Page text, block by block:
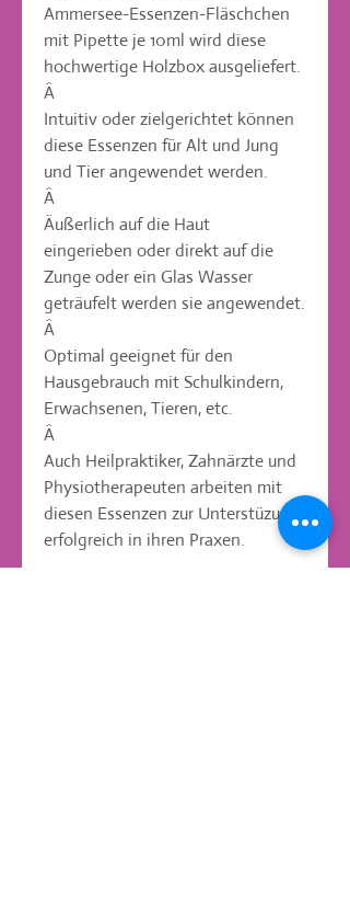
Ammersee-Essenzen-Fläschchen
mit Pipette je 10ml wird diese
hochwertige Holzbox ausgeliefert.
Â
Intuitiv oder zielgerichtet können
diese Essenzen für Alt und Jung
und Tier angewendet werden.
Â
Äußerlich auf die Haut
eingerieben oder direkt auf die
Zunge oder ein Glas Wasser
geträufelt werden sie angewendet.
Â
Optimal geeignet für den
Hausgebrauch mit Schulkindern,
Erwachsenen, Tieren, etc.
Â
Auch Heilpraktiker, Zahnärzte und
Physiotherapeuten arbeiten mit
diesen Essenzen zur Unterstüzung
erfolgreich in ihren Praxen.